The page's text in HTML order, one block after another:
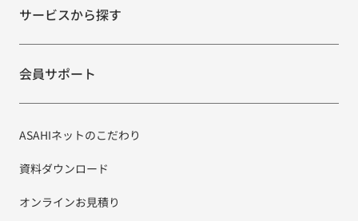
サービスから探す
会員サポート
ASAHIネットのこだわり
資料ダウンロード
オンラインお見積り